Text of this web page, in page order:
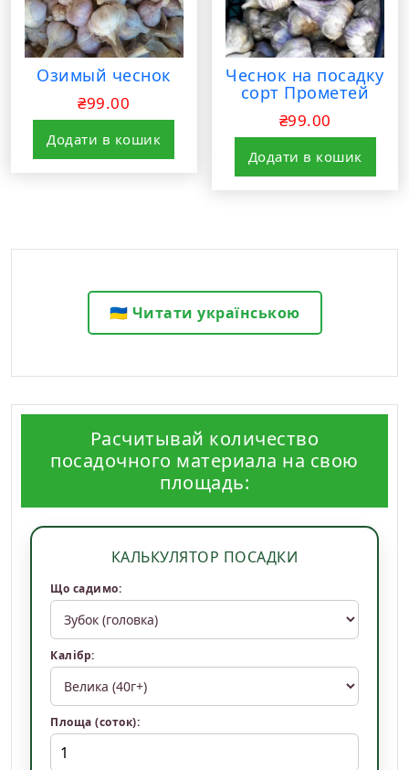
Озимый чеснок
₴99.00
Додати в кошик
Чеснок на посадку
сорт Прометей
₴99.00
Додати в кошик
🇺🇦 Читати українською
Расчитывай количество
посадочного материала на свою
площадь:
КАЛЬКУЛЯТОР ПОСАДКИ
Що садимо:
Калібр:
Площа (соток):